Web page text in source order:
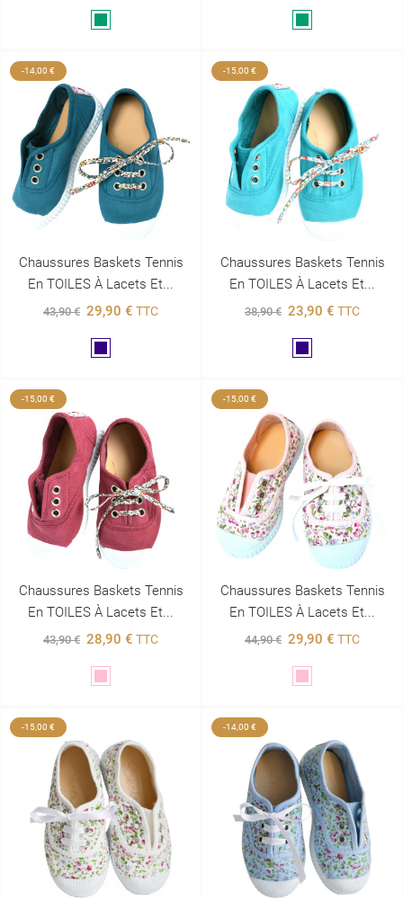
-14,00 €
Chaussures Baskets Tennis
En TOILES À Lacets Et...
43,90 € 29,90 € TTC
-15,00 €
Chaussures Baskets Tennis
En TOILES À Lacets Et...
38,90 € 23,90 € TTC
-15,00 €
Chaussures Baskets Tennis
En TOILES À Lacets Et...
43,90 € 28,90 € TTC
-15,00 €
Chaussures Baskets Tennis
En TOILES À Lacets Et...
44,90 € 29,90 € TTC
-15,00 € -14,00 €